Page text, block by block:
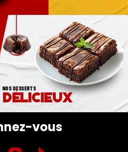
NOS DESSERTS
délicieux
vous